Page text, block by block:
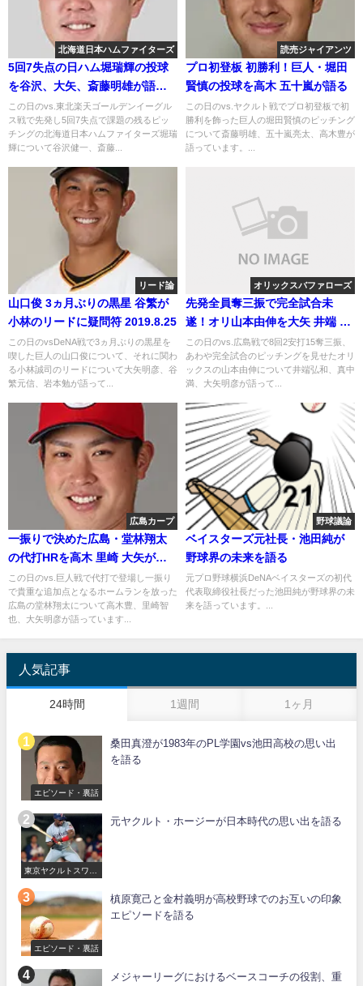
北海道日本ハムファイターズ
5回7失点の日ハム堀瑞輝の投球
を谷沢、大矢、斎藤明雄が語る
2018年8月9日
この日のvs.東北楽天ゴールデンイーグル
ス戦で先発し5回7失点で課題の残るピッ
チングの北海道日本ハムファイターズ堀瑞
輝について谷沢健一、斎藤...
読売ジャイアンツ
プロ初登板 初勝利！巨人・堀田
賢慎の投球を高木 五十嵐が語る
この日のvs.ヤクルト戦でプロ初登板で初
勝利を飾った巨人の堀田賢慎のピッチング
について斎藤明雄、五十嵐亮太、高木豊が
語っています。...
リード論
山口俊 3ヵ月ぶりの黒星 谷繁が
小林のリードに疑問符 2019.8.25
この日のvsDeNA戦で3ヵ月ぶりの黒星を
喫した巨人の山口俊について、それに関わ
る小林誠司のリードについて大矢明彦、谷
繁元信、岩本勉が語って...
オリックスバファローズ
先発全員奪三振で完全試合未
遂！オリ山本由伸を大矢 井端 真
中が語る
この日のvs.広島戦で8回2安打15奪三振、
あわや完全試合のピッチングを見せたオリ
ックスの山本由伸について井端弘和、真中
満、大矢明彦が語って...
広島カープ
一振りで決めた広島・堂林翔太
の代打HRを高木 里崎 大矢が語
る
この日のvs.巨人戦で代打で登場し一振り
で貴重な追加点となるホームランを放った
広島の堂林翔太について高木豊、里崎智
也、大矢明彦が語っています...
野球議論
ベイスターズ元社長・池田純が
野球界の未来を語る
元プロ野球横浜DeNAベイスターズの初代
代表取締役社長だった池田純が野球界の未
来を語っています。...
人気記事
24時間 1週間 1ヶ月
エピソード・裏話
桑田真澄が1983年のPL学園vs池田高校の思い出
を語る
東京ヤクルトスワロ
元ヤクルト・ホージーが日本時代の思い出を語る
エピソード・裏話
槙原寛己と金村義明が高校野球でのお互いの印象
エピソードを語る
メジャーリーグにおけるベースコーチの役割、重